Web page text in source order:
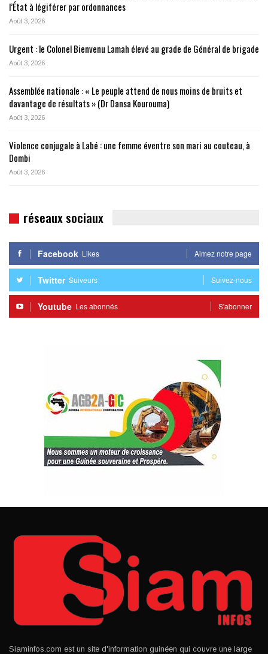
l’État à légiférer par ordonnances
Août 3, 2026
Urgent : le Colonel Bienvenu Lamah élevé au grade de Général de brigade
Août 3, 2026
Assemblée nationale : « Le peuple attend de nous moins de bruits et
davantage de résultats » (Dr Dansa Kourouma)
Août 3, 2026
Violence conjugale à Labé : une femme éventre son mari au couteau, à
Dombi
Août 3, 2026
réseaux sociaux
Facebook Likes Aimez notre page
Twitter Suiveurs Suivez-nous
Youtube Les abonnés S'abonner
Siaminfos.com est un site d'information guinéen qui couvre une large